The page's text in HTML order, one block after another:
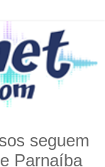
seguem
Parnaíba